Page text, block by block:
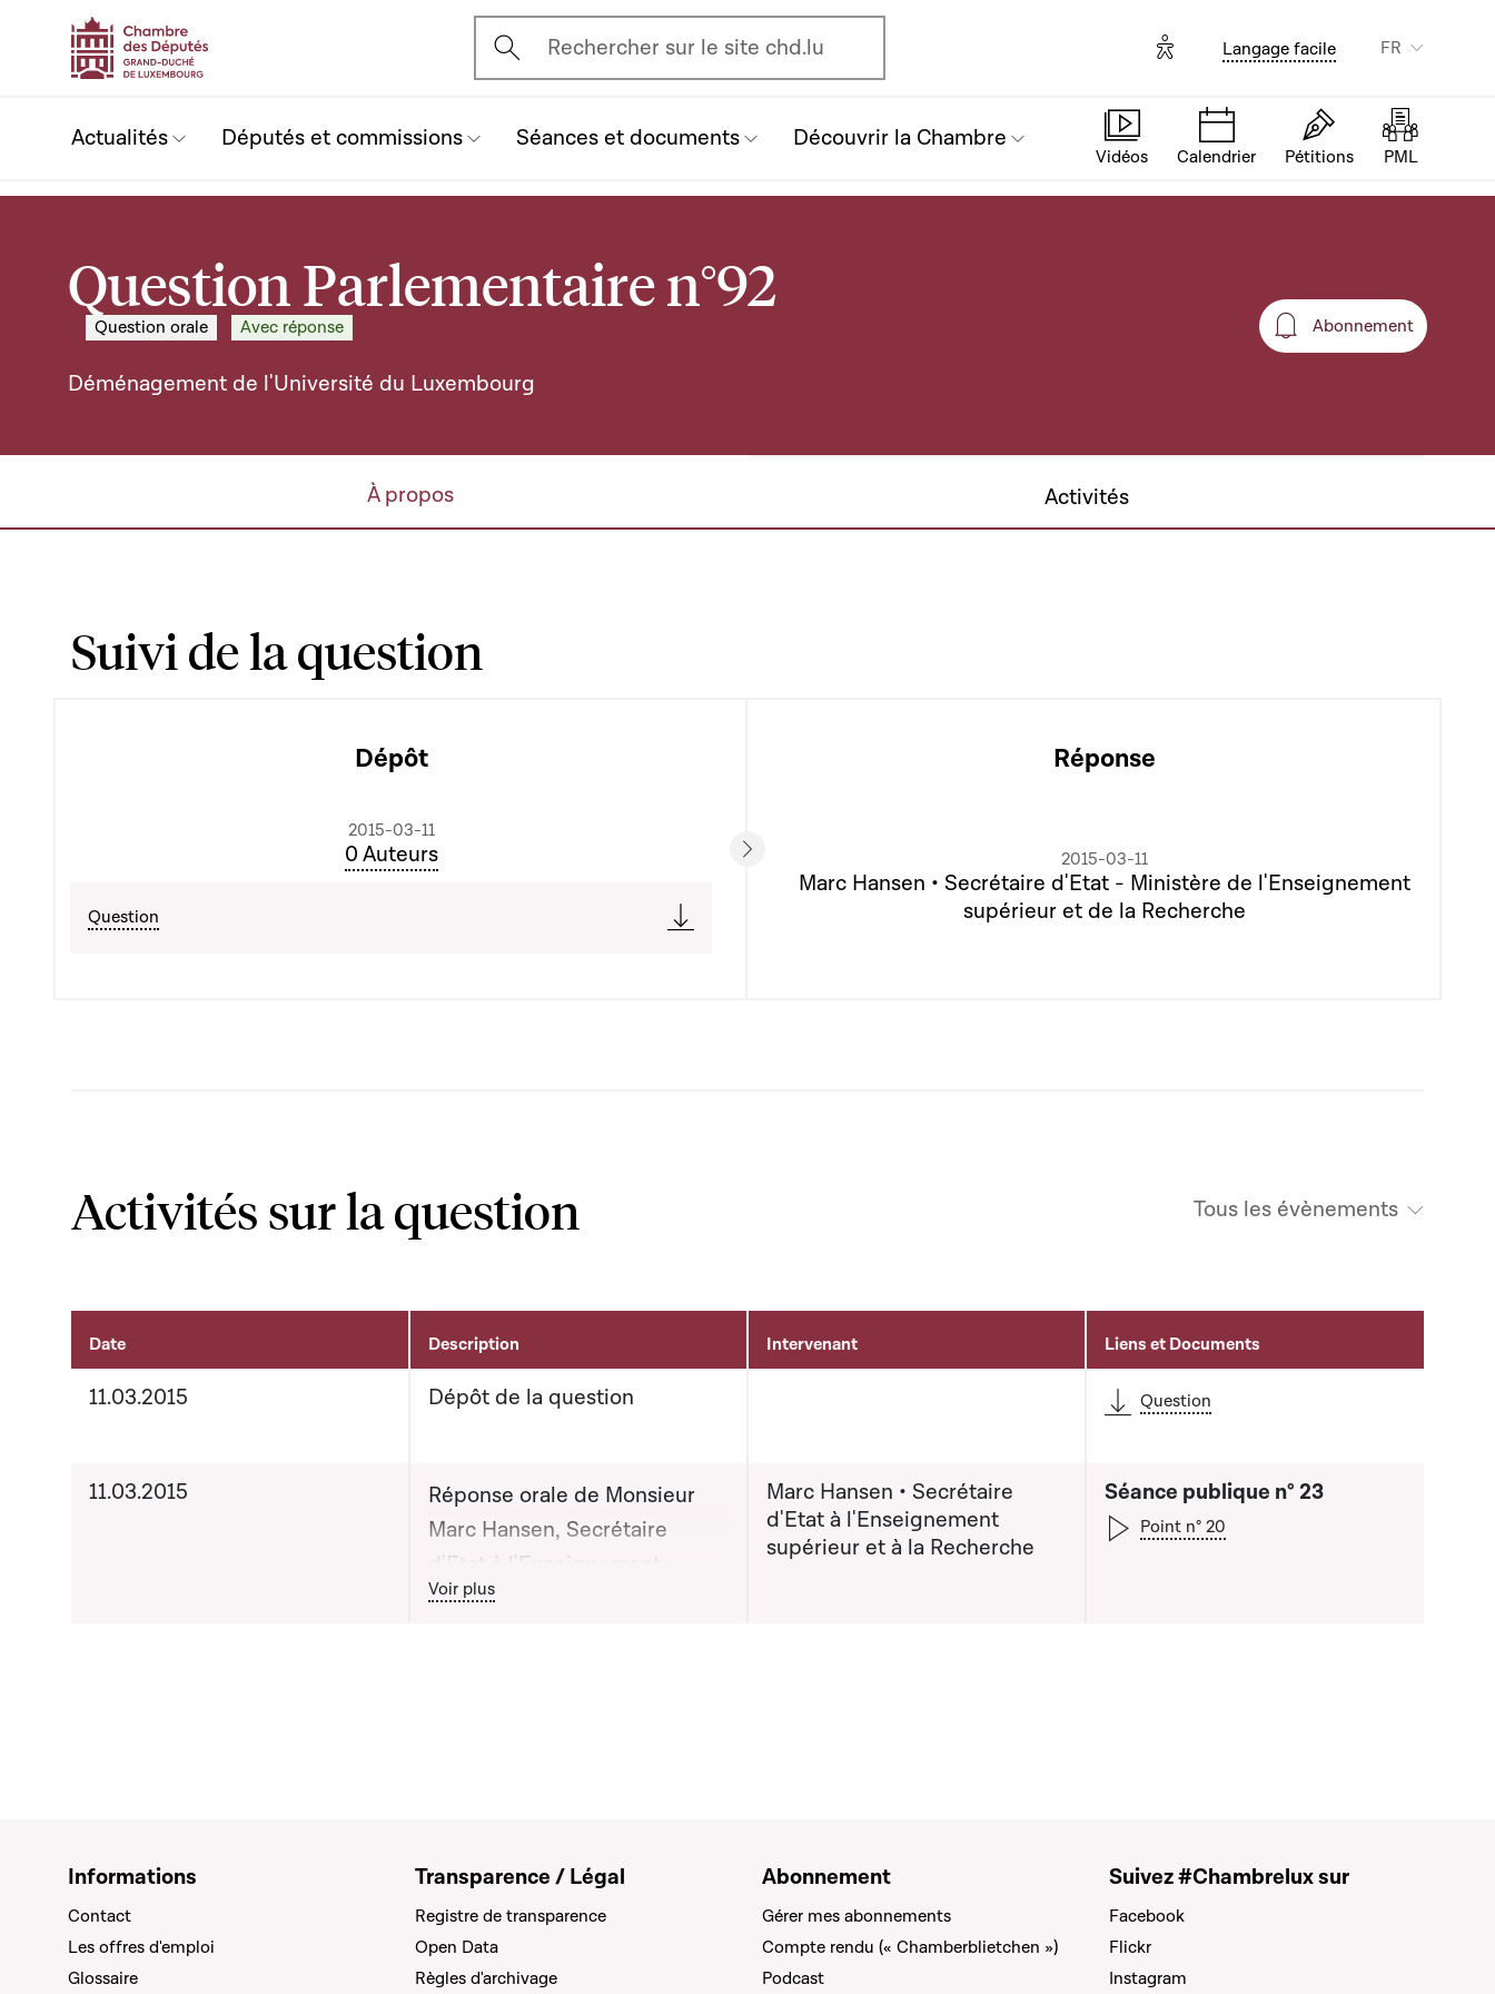
Ouvrir l'écran de recherche
Rechercher sur le site chd.lu Options d'accessibilité
Langage facile FR
Actualités Députés et commissions Séances et documents Découvrir la Chambre
Vidéos Calendrier Pétitions PML
Question Parlementaire n°92
Question orale Avec réponse
Déménagement de l'Université du Luxembourg
Abonnement
Abonnement
À propos Activités
Suivi de la question
Dépôt
2015-03-11
0 Auteurs
Question
Réponse
2015-03-11
Marc Hansen • Secrétaire d'Etat - Ministère de l'Enseignement
supérieur et de la Recherche
Activités sur la question Tous les évènements
Activités liées au dossier
Date Description Intervenant Liens et Documents
11.03.2015 Dépôt de la question Question
11.03.2015
Réponse orale de Monsieur
Marc Hansen, Secrétaire
d'Etat à l'Enseignement
supérieur et à la Recherche
Bouton graphique servant à afficher ou cacher tous les éléments de la liste qui précède
Voir plus
Marc Hansen • Secrétaire
d'Etat à l'Enseignement
supérieur et à la Recherche
Séance publique n° 23
Point n° 20
Informations
Contact
Les offres d'emploi
Glossaire
Transparence / Légal
Registre de transparence
Open Data
Règles d'archivage
Abonnement
Gérer mes abonnements
Compte rendu (« Chamberblietchen »)
Podcast
Suivez #Chambrelux sur
Facebook
Flickr
Instagram